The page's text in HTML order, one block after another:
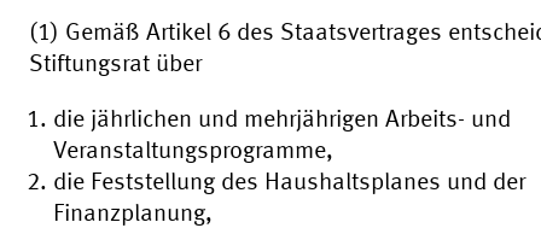
(1) Gemäß Artikel 6 des Staatsvertrages
Stiftungsrat über
die jährlichen und mehrjährigen Arbeits- und
Veranstaltungsprogramme,
die Feststellung des Haushaltsplanes und der
Finanzplanung,